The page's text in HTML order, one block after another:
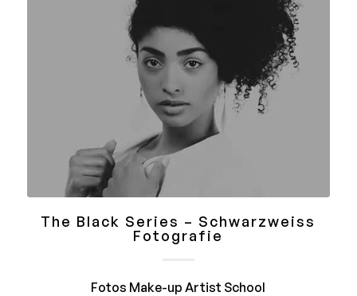
The Black Series – Schwarzweiss
Fotografie
Fotos Make-up Artist School